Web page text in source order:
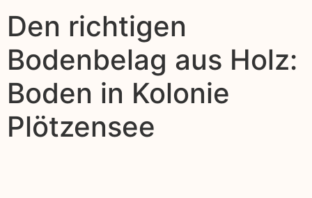
Den richtigen
Bodenbelag aus Holz:
Boden in Kolonie
Plötzensee